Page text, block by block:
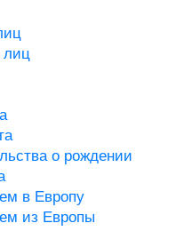
лиц
о рождении
в Европу
из Европы